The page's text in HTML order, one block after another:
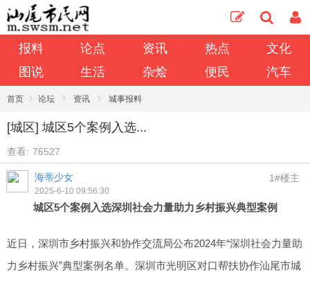
报料 论点 资讯 热点
文化
图说
生活 杂烩 便民 汽车
首页 › 论坛 › 资讯 › 城事报料
[城区] 城区5个案例入选...
查看: 76527
海蒂少女
2025-6-10 09:56:30
1#楼主
城区5个案例入选深圳社会力量助力乡村振兴典型案例
近日，深圳市乡村振兴和协作交流局公布2024年“深圳社会力量助
力乡村振兴”典型案例名单。深圳市光明区对口帮扶协作汕尾市城